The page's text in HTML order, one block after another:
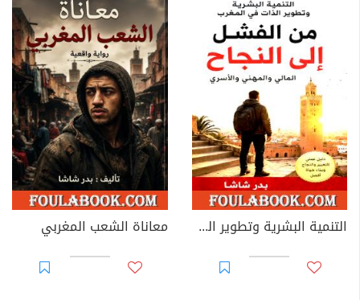
التنمية البشرية وتطوير الذات في المغرب معاناة الشعب المغربي